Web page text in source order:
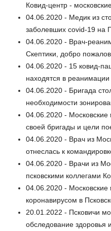
Ковид-центр -
04.06.2020 - Медик из
заболевших covid-19 на
04.06.2020 - Врач-
Скептики, добро
04.06.2020 - 15 ковид-
находятся в реанимации
04.06.2020 - Бригада
необходимости
04.06.2020 - Московские
своей бригады и цели
04.06.2020 - Врач из
отнеслась к
04.06.2020 - Врачи из
псковскими коллегами
04.06.2020 -
коронавирусом в
20.01.2022 - Псковичи
обследование здоровья